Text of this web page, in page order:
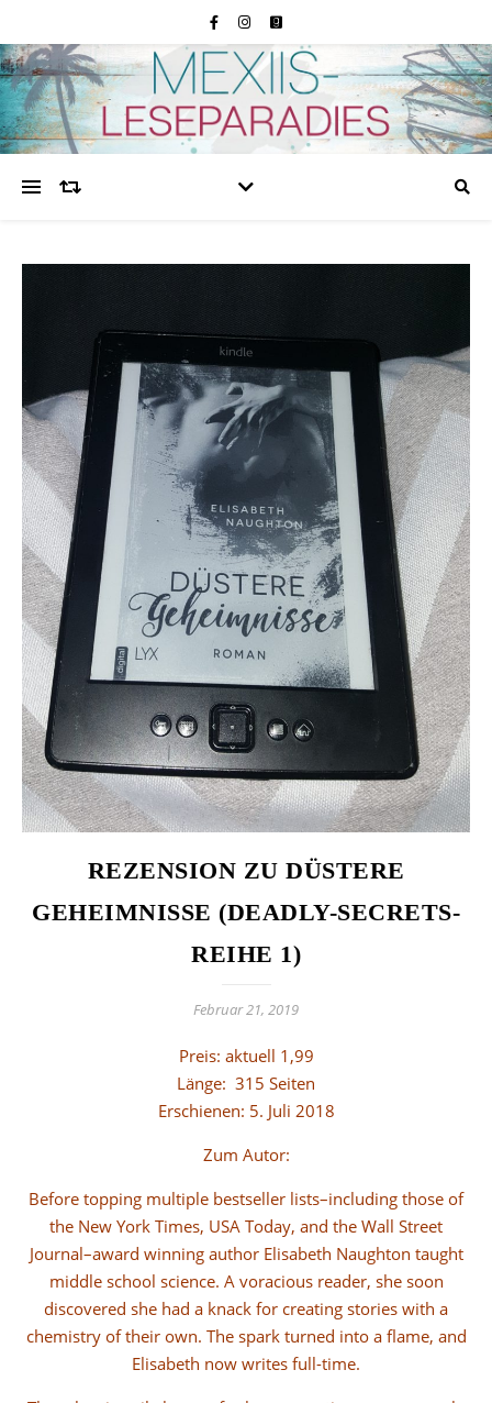
REZENSION ZU DÜSTERE
GEHEIMNISSE (DEADLY-SECRETS-
REIHE 1)
Februar 21, 2019
Preis: aktuell 1,99
Länge: 315 Seiten
Erschienen: 5. Juli 2018
Zum Autor:
Before topping multiple bestseller lists–including those of
the New York Times, USA Today, and the Wall Street
Journal–award winning author Elisabeth Naughton taught
middle school science. A voracious reader, she soon
discovered she had a knack for creating stories with a
chemistry of their own. The spark turned into a flame, and
Elisabeth now writes full-time.